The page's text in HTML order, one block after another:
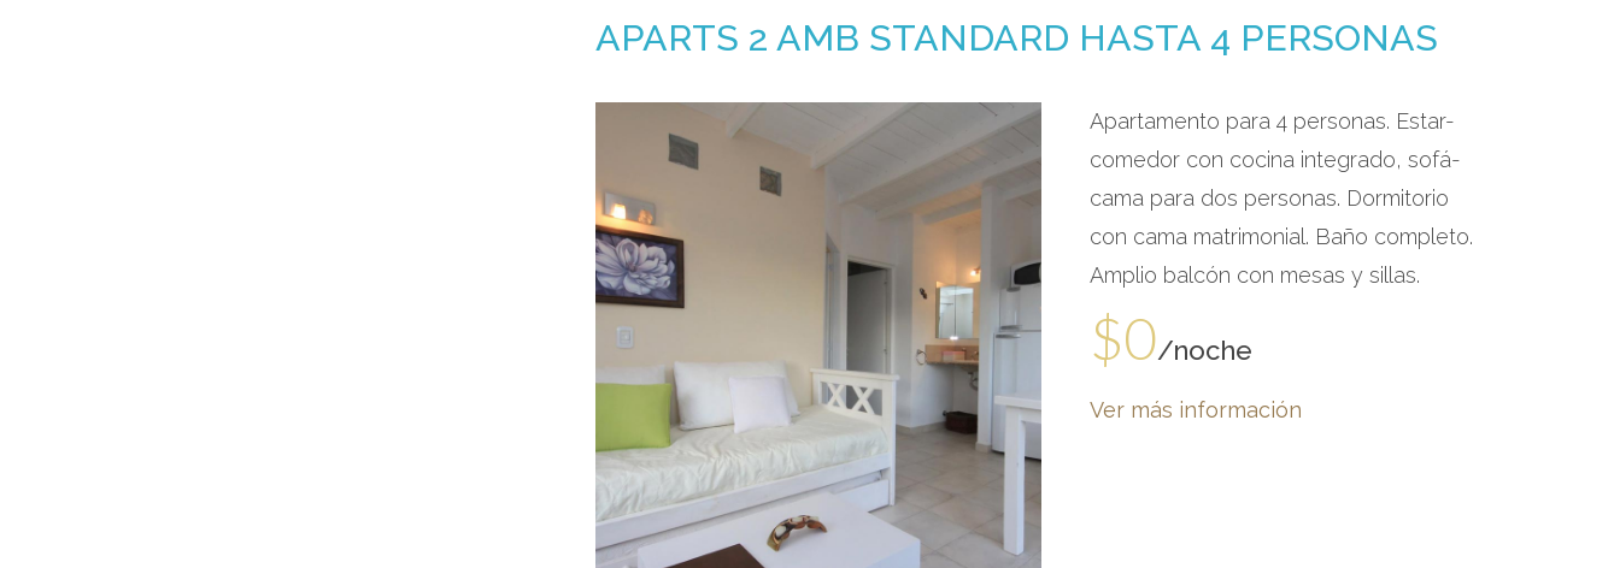
APARTS 2 AMB STANDARD HASTA 4 PERSONAS
Apartamento para 4 personas. Estar-
comedor con cocina integrado, sofá-
cama para dos personas. Dormitorio
con cama matrimonial. Baño completo.
Amplio balcón con mesas y sillas.
$0/noche
Ver más información